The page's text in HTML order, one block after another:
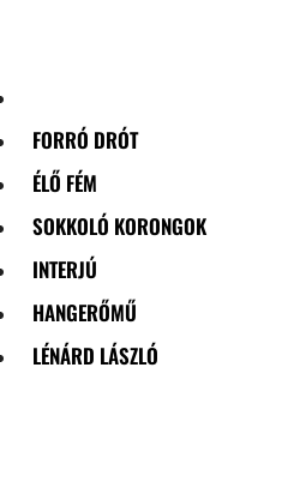
FORRÓ DRÓT
ÉLŐ FÉM
SOKKOLÓ KORONGOK
INTERJÚ
HANGERŐMŰ
LÉNÁRD LÁSZLÓ